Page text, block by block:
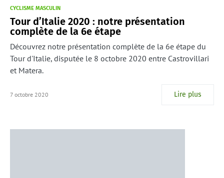
CYCLISME MASCULIN
Tour d’Italie 2020 : notre présentation
complète de la 6e étape
Découvrez notre présentation complète de la 6e étape du
Tour d'Italie, disputée le 8 octobre 2020 entre Castrovillari
et Matera.
7 octobre 2020 Lire plus